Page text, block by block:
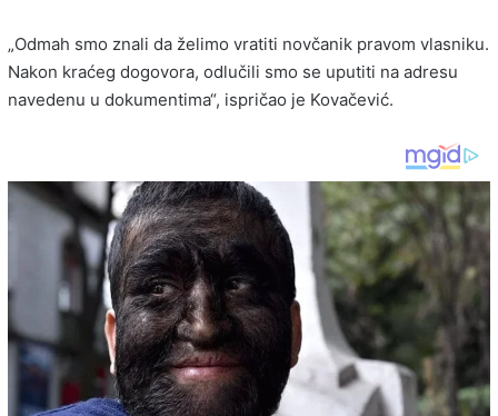
„Odmah smo znali da želimo vratiti novčanik pravom vlasniku.
Nakon kraćeg dogovora, odlučili smo se uputiti na adresu
navedenu u dokumentima“, ispričao je Kovačević.